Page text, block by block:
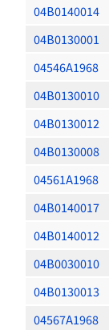
04B0140014
04B0130001
04546A1968
04B0130010
04B0130012
04B0130008
04561A1968
04B0140017
04B0140012
04B0030010
04B0130013
04567A1968